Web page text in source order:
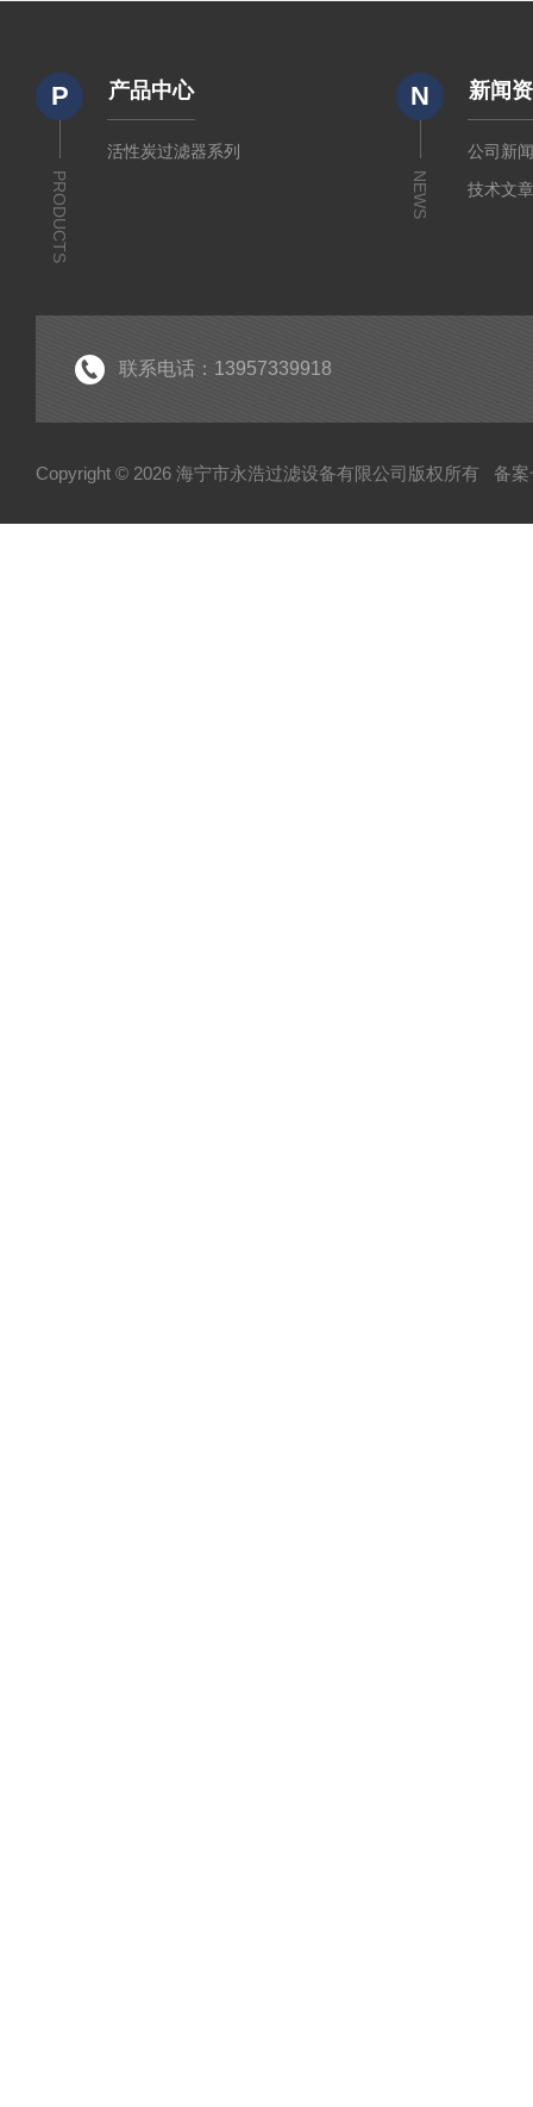
P
PRODUCTS
产品中心
活性炭过滤器系列
N
NEWS
新闻
公司新
技术文
联系电话：13957339918
Copyright © 2026 海宁市永浩过滤设备有限公司版权所有 备案